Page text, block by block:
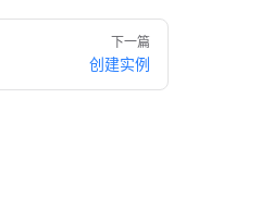
下一篇
创建实例